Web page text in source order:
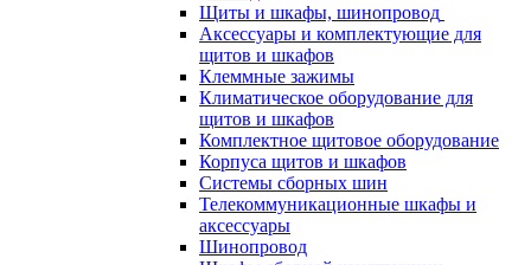
Щиты и шкафы, шинопровод
Аксессуары и комплектующие для
щитов и шкафов
Клеммные зажимы
Климатическое оборудование для
щитов и шкафов
Комплектное щитовое оборудование
Корпуса щитов и шкафов
Системы сборных шин
Телекоммуникационные шкафы и
аксессуары
Шинопровод